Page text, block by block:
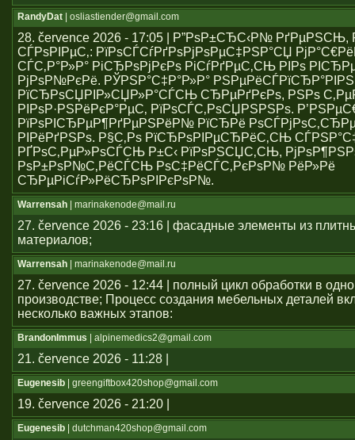
RandyDat | osliastiender@gmail.com
28. července 2026 - 17:05 | Р”РѕР±СЂС‹Р№
СЃРѕРІРµС‚: РїРѕСЃСѓРґРѕРјРѕРµС‡РЅР°СЏ
СЃС‚Р°Р»Р° РіСЂРѕРјРєРѕ РіСѓРґРµС‚СЊ РІРѕ
РјРѕР№РєРё. РЎРЅР°С‡Р°Р»Р°
РїСЂРѕСЏРІР»СЏР»Р°СЃСЊ СЂРµРґРєРѕ, РЅРѕ
РІРѕР·РЅРёРєР°РµС‚ РїРѕСЃС‚РѕСЏРЅРЅРѕ.
РїРѕРІСЂРµР¶РґРµРЅРёР№ РїСЂРё
РІРёРґРЅРѕ. Р§С‚Рѕ РїСЂРѕРІРµСЂРёС‚СЊ
РҐРѕС‚РµР»РѕСЃСЊ Р±С‹ РїРѕРЅСЏС‚СЊ,
РѕР±РѕР№С‚РёСЃСЊ РѕС‡РёСЃС‚РєРѕР№ РёР»Рё
СЂРµРіСѓР»РёСЂРѕРІРєРѕР№.
Warrensah | marinakenode@mail.ru
27. července 2026 - 23:16 | фасадные элементы из
материалов;
Warrensah | marinakenode@mail.ru
27. července 2026 - 12:44 | полный цикл обработки в
производстве; Процесс создания мебельных деталей
несколько важных этапов:
BrandonImmus | alpinemedics2@gmail.com
21. července 2026 - 11:28 |
Eugenesib | greengiftbox420shop@gmail.com
19. července 2026 - 21:20 |
Eugenesib | dutchman420shop@gmail.com